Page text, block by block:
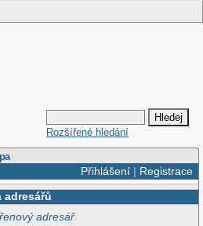
Rozšířené hledání
Přihlášení| Registrace
adresářů
adresář